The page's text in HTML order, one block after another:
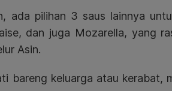
ada pilihan 3 saus lainnya
dan juga Mozarella, yang
Asin.
bareng keluarga atau kerabat,